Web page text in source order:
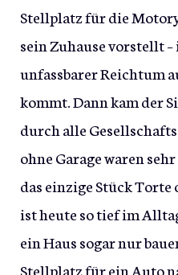
Stellplatz für die
sein Zuhause vorstellt
unfassbarer Reichtum
kommt. Dann kam der
durch alle
ohne Garage waren
das einzige Stück Torte
ist heute so tief im
ein Haus sogar nur
Stellplatz für ein Auto